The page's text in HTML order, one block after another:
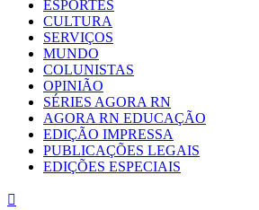
ESPORTES
CULTURA
SERVIÇOS
MUNDO
COLUNISTAS
OPINIÃO
SÉRIES AGORA RN
AGORA RN EDUCAÇÃO
EDIÇÃO IMPRESSA
PUBLICAÇÕES LEGAIS
EDIÇÕES ESPECIAIS